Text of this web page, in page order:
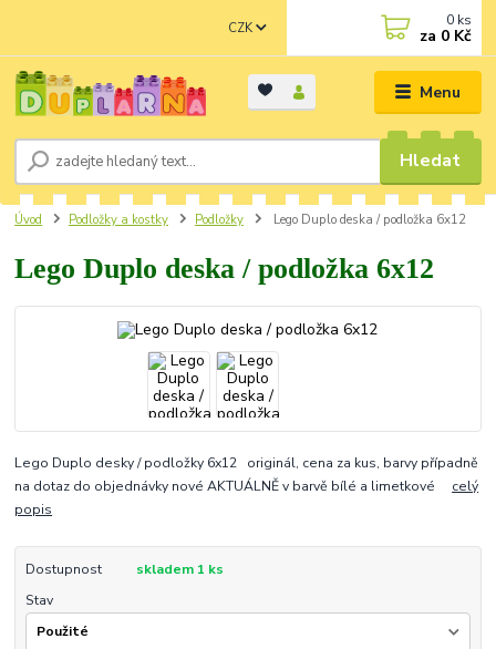
Menu
CZK
Hledat
0 ks
za 0 Kč
Úvod Podložky a kostky Podložky Lego Duplo deska / podložka 6x12
Lego Duplo deska / podložka 6x12
Lego Duplo desky / podložky 6x12 originál, cena za kus, barvy případně
na dotaz do objednávky nové AKTUÁLNĚ v barvě bílé a limetkové celý
popis
Dostupnost
skladem 1 ks
Stav